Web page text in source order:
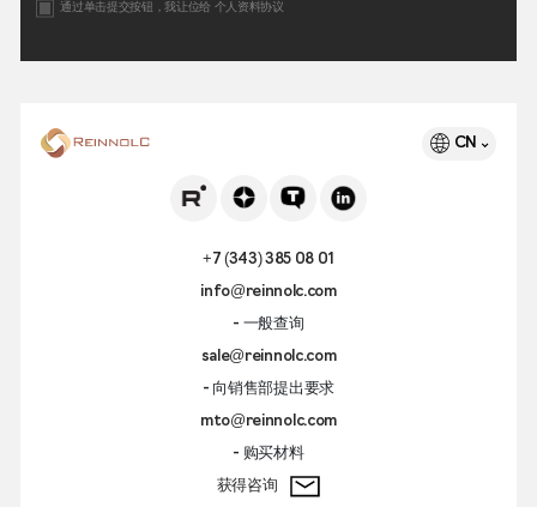
通过单击提交按钮，我让位给 个人资料协议
CN
+7 (343) 385 08 01
info@reinnolc.com
- 一般查询
sale@reinnolc.com
- 向销售部提出要求
mto@reinnolc.com
- 购买材料
获得咨询